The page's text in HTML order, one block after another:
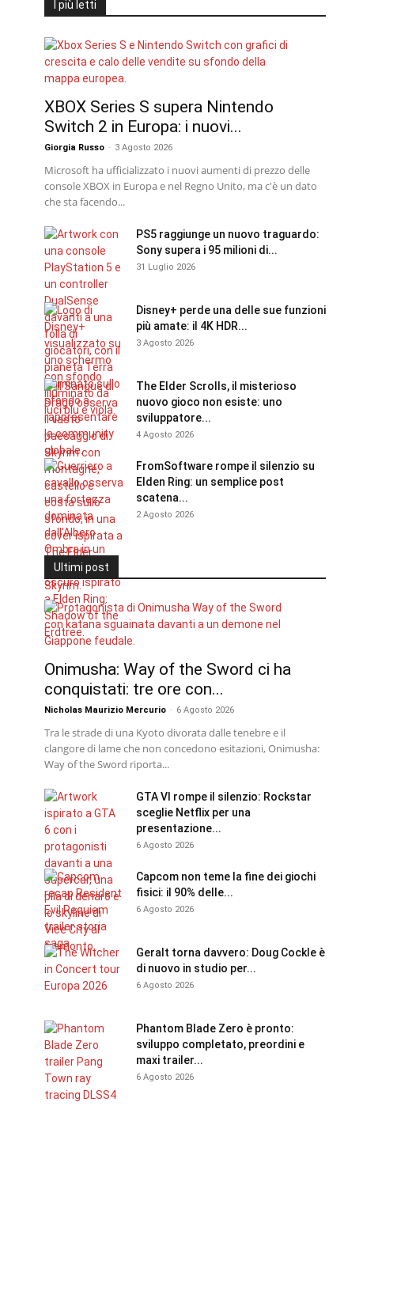
I più letti
XBOX Series S supera Nintendo
Switch 2 in Europa: i nuovi...
Giorgia Russo - 3 Agosto 2026
Microsoft ha ufficializzato i nuovi aumenti di prezzo delle
console XBOX in Europa e nel Regno Unito, ma c'è un dato
che sta facendo...
PS5 raggiunge un nuovo traguardo:
Sony supera i 95 milioni di...
31 Luglio 2026
Disney+ perde una delle sue funzioni
più amate: il 4K HDR...
3 Agosto 2026
The Elder Scrolls, il misterioso
nuovo gioco non esiste: uno
sviluppatore...
4 Agosto 2026
FromSoftware rompe il silenzio su
Elden Ring: un semplice post
scatena...
2 Agosto 2026
Ultimi post
Onimusha: Way of the Sword ci ha
conquistati: tre ore con...
Nicholas Maurizio Mercurio - 6 Agosto 2026
Tra le strade di una Kyoto divorata dalle tenebre e il
clangore di lame che non concedono esitazioni, Onimusha:
Way of the Sword riporta...
GTA VI rompe il silenzio: Rockstar
sceglie Netflix per una
presentazione...
6 Agosto 2026
Capcom non teme la fine dei giochi
fisici: il 90% delle...
6 Agosto 2026
Geralt torna davvero: Doug Cockle è
di nuovo in studio per...
6 Agosto 2026
Phantom Blade Zero è pronto:
sviluppo completato, preordini e
maxi trailer...
6 Agosto 2026